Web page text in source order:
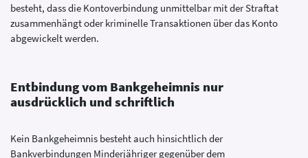
besteht, dass die Kontoverbindung unmittelbar mit der Straftat
zusammenhängt oder kriminelle Transaktionen über das Konto
abgewickelt werden.
Entbindung vom Bankgeheimnis nur
ausdrücklich und schriftlich
Kein Bankgeheimnis besteht auch hinsichtlich der
Bankverbindungen Minderjähriger gegenüber dem